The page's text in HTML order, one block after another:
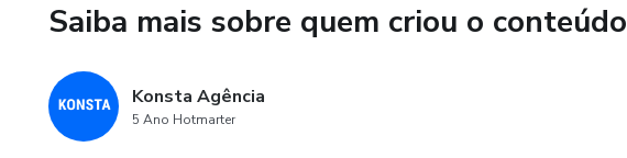
Saiba mais sobre quem criou o conteúdo
Konsta Agência
5 Ano Hotmarter